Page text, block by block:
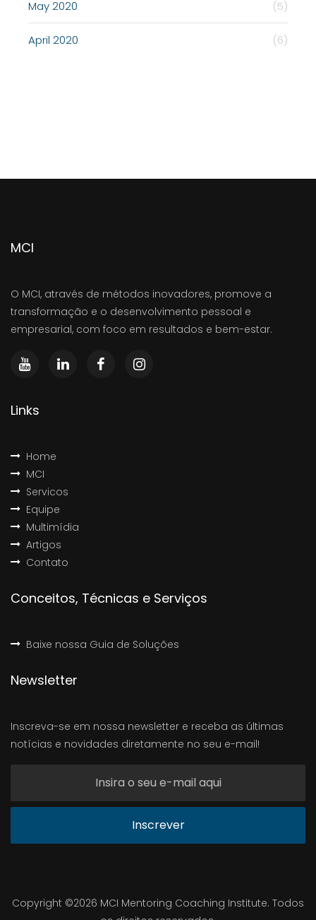
May 2020 (5)
April 2020 (6)
MCI
O MCI, através de métodos inovadores, promove a
transformação e o desenvolvimento pessoal e
empresarial, com foco em resultados e bem-estar.
Links
Home
MCI
Servicos
Equipe
Multimídia
Artigos
Contato
Conceitos, Técnicas e Serviços
Baixe nossa Guia de Soluções
Newsletter
Inscreva-se em nossa newsletter e receba as últimas
notícias e novidades diretamente no seu e-mail!
Inscrever
Copyright ©2026 MCI Mentoring Coaching Institute. Todos